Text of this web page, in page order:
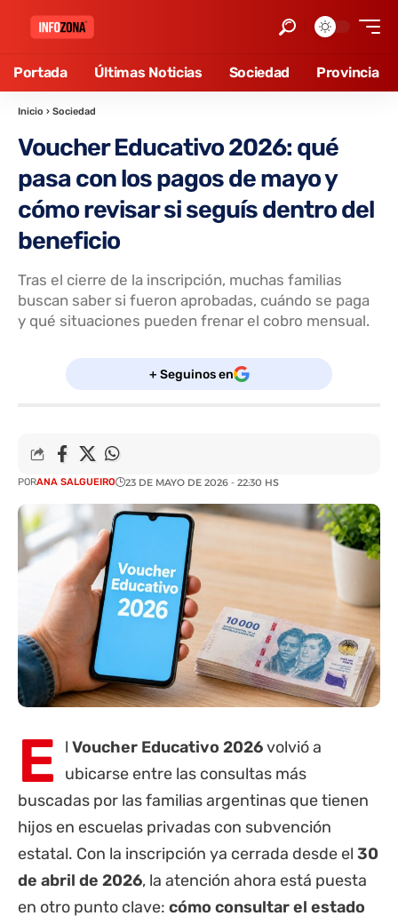
Portada Últimas Noticias Sociedad Provincia
Inicio › Sociedad
Voucher Educativo 2026: qué
pasa con los pagos de mayo y
cómo revisar si seguís dentro del
beneficio
Tras el cierre de la inscripción, muchas familias
buscan saber si fueron aprobadas, cuándo se paga
y qué situaciones pueden frenar el cobro mensual.
+ Seguinos en
PORANA SALGUEIRO 23 DE MAYO DE 2026 - 22:30 HS
E l Voucher Educativo 2026volvió a
ubicarse entre las consultas más
buscadas por las familias argentinas que tienen
hijos en escuelas privadas con subvención
estatal. Con la inscripción ya cerrada desde el 30
de abril de 2026, la atención ahora está puesta
en otro punto clave: cómo consultar el estado